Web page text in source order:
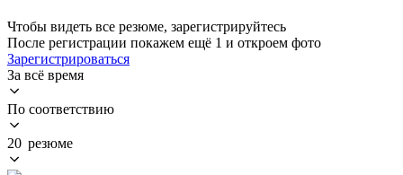
Чтобы видеть все резюме, зарегистрируйтесь
После регистрации покажем ещё 1 и откроем фото
Зарегистрироваться
За всё время
По соответствию
20 резюме